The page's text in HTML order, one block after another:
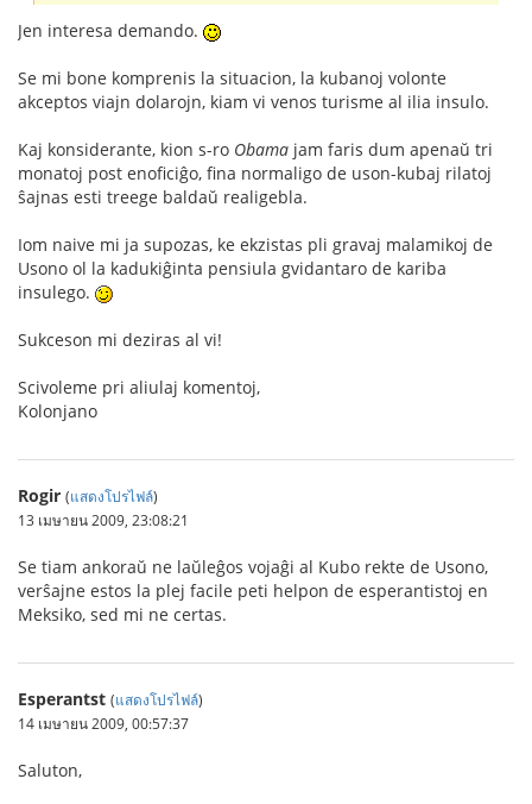
Jen interesa demando.
Se mi bone komprenis la situacion, la kubanoj volonte
akceptos viajn dolarojn, kiam vi venos turisme al ilia insulo.
Kaj konsiderante, kion s-ro Obama jam faris dum apenaŭ tri
monatoj post enoficiĝo, fina normaligo de uson-kubaj rilatoj
ŝajnas esti treege baldaŭ realigebla.
Iom naive mi ja supozas, ke ekzistas pli gravaj malamikoj de
Usono ol la kadukiĝinta pensiula gvidantaro de kariba
insulego.
Sukceson mi deziras al vi!
Scivoleme pri aliulaj komentoj,
Kolonjano
Rogir (แสดงโปรไฟล์)
13 เมษายน 2009, 23:08:21
Se tiam ankoraŭ ne laŭleĝos vojaĝi al Kubo rekte de Usono,
verŝajne estos la plej facile peti helpon de esperantistoj en
Meksiko, sed mi ne certas.
Esperantst (แสดงโปรไฟล์)
14 เมษายน 2009, 00:57:37
Saluton,